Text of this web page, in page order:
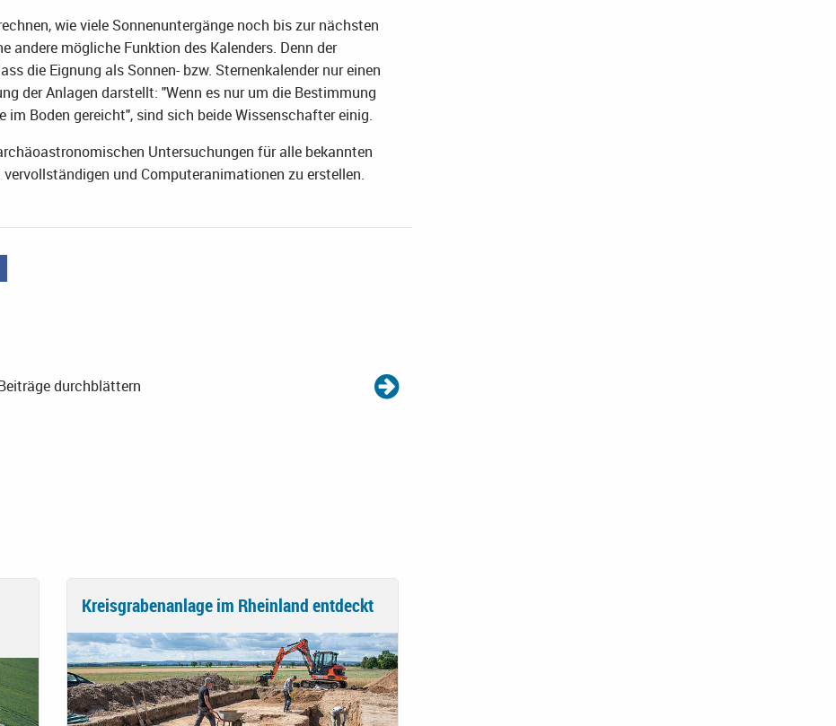
wie viele Sonnenuntergänge noch bis zur nächsten
andere mögliche Funktion des Kalenders. Denn der
die Eignung als Sonnen- bzw. Sternenkalender nur einen
der Anlagen darstellt: "Wenn es nur um die Bestimmung
Boden gereicht", sind sich beide Wissenschafter einig.
Untersuchungen für alle bekannten
und Computeranimationen zu erstellen.
durchblättern
Kreisgrabenanlage im Rheinland entdeckt